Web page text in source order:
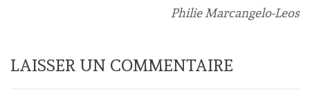
Philie Marcangelo-Leos
LAISSER UN COMMENTAIRE